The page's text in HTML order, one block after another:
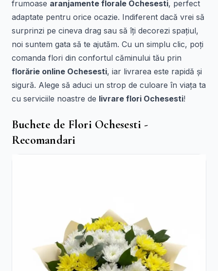
frumoase aranjamente florale Ochesesti, perfect
adaptate pentru orice ocazie. Indiferent dacă vrei să
surprinzi pe cineva drag sau să îți decorezi spațiul,
noi suntem gata să te ajutăm. Cu un simplu clic, poți
comanda flori din confortul căminului tău prin
florărie online Ochesesti, iar livrarea este rapidă și
sigură. Alege să aduci un strop de culoare în viața ta
cu serviciile noastre de livrare flori Ochesesti!
Buchete de Flori Ochesesti -
Recomandari